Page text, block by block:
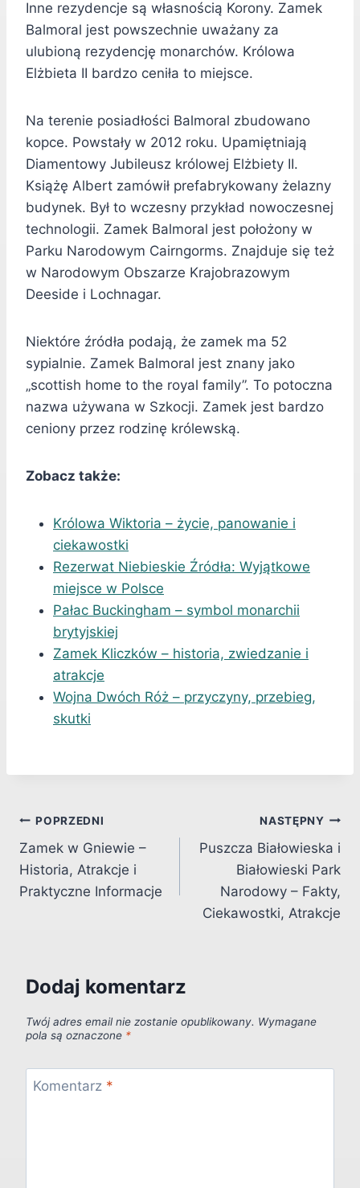
Inne rezydencje są własnością Korony. Zamek
Balmoral jest powszechnie uważany za
ulubioną rezydencję monarchów. Królowa
Elżbieta II bardzo ceniła to miejsce.
Na terenie posiadłości Balmoral zbudowano
kopce. Powstały w 2012 roku. Upamiętniają
Diamentowy Jubileusz królowej Elżbiety II.
Książę Albert zamówił prefabrykowany żelazny
budynek. Był to wczesny przykład nowoczesnej
technologii. Zamek Balmoral jest położony w
Parku Narodowym Cairngorms. Znajduje się też
w Narodowym Obszarze Krajobrazowym
Deeside i Lochnagar.
Niektóre źródła podają, że zamek ma 52
sypialnie. Zamek Balmoral jest znany jako
„scottish home to the royal family”. To potoczna
nazwa używana w Szkocji. Zamek jest bardzo
ceniony przez rodzinę królewską.
Zobacz także:
Królowa Wiktoria – życie, panowanie i
ciekawostki
Rezerwat Niebieskie Źródła: Wyjątkowe
miejsce w Polsce
Pałac Buckingham – symbol monarchii
brytyjskiej
Zamek Kliczków – historia, zwiedzanie i
atrakcje
Wojna Dwóch Róż – przyczyny, przebieg,
skutki
Nawigacja
wpisu
POPRZEDNI
Zamek w Gniewie –
Historia, Atrakcje i
Praktyczne Informacje
NASTĘPNY
Puszcza Białowieska i
Białowieski Park
Narodowy – Fakty,
Ciekawostki, Atrakcje
Dodaj komentarz
Twój adres email nie zostanie opublikowany. Wymagane
pola są oznaczone *
Komentarz *